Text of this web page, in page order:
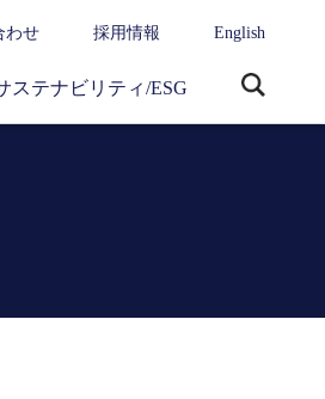
わせ 採用情報 English
ステナビリティ/ESG